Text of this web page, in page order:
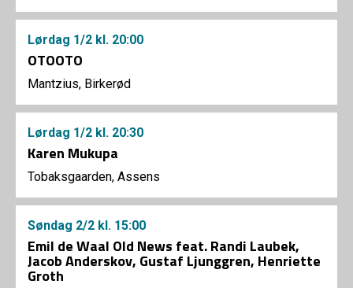
Lørdag 1/2 kl. 20:00
OTOOTO
Mantzius, Birkerød
Lørdag 1/2 kl. 20:30
Karen Mukupa
Tobaksgaarden, Assens
Søndag 2/2 kl. 15:00
Emil de Waal Old News feat. Randi Laubek,
Jacob Anderskov, Gustaf Ljunggren, Henriette
Groth